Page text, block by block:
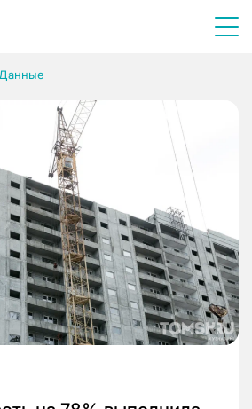
Данные